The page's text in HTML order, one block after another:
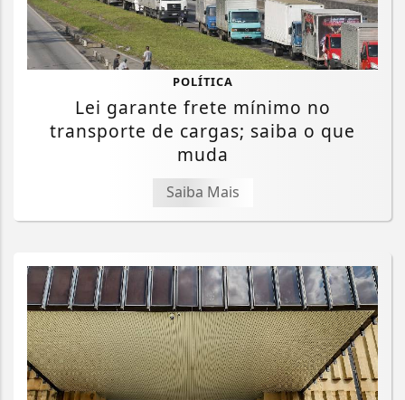
POLÍTICA
Lei garante frete mínimo no
transporte de cargas; saiba o que
muda
Saiba Mais